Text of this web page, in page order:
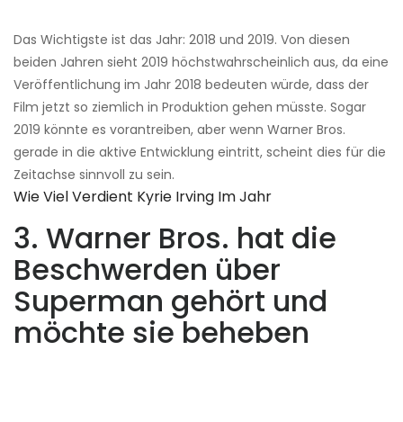
Das Wichtigste ist das Jahr: 2018 und 2019. Von diesen
beiden Jahren sieht 2019 höchstwahrscheinlich aus, da eine
Veröffentlichung im Jahr 2018 bedeuten würde, dass der
Film jetzt so ziemlich in Produktion gehen müsste. Sogar
2019 könnte es vorantreiben, aber wenn Warner Bros.
gerade in die aktive Entwicklung eintritt, scheint dies für die
Zeitachse sinnvoll zu sein.
Wie Viel Verdient Kyrie Irving Im Jahr
3. Warner Bros. hat die
Beschwerden über
Superman gehört und
möchte sie beheben